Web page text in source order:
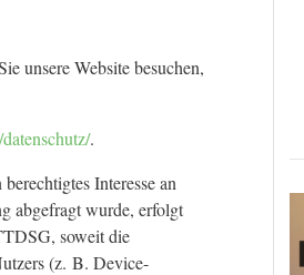
unsere Website besuchen,
.
Interesse an
abgefragt wurde, erfolgt
soweit die
(z. B. Device-